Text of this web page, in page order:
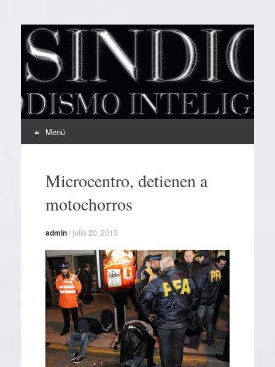
EL SINDICAL
Periodismo Inteligente
Menú
contenidoMicrocentro, detienen a
motochorros
admin/julio 20, 2013